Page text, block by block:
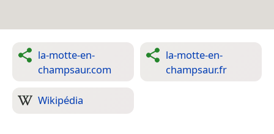
la-motte-en-
champsaur.com
la-motte-en-
champsaur.fr
Wikipédia